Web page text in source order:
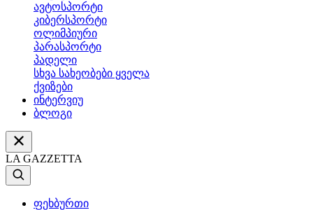
ავტოსპორტი
კიბერსპორტი
ოლიმპიური
პარასპორტი
პადელი
სხვა სახეობები ყველა
ქვიზები
ინტერვიუ
ბლოგი
LA GAZZETTA
ფეხბურთი